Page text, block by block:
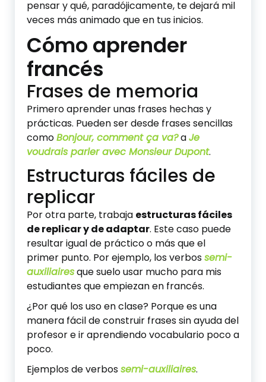
pensar y qué, paradójicamente, te dejará mil
veces más animado que en tus inicios.
Cómo aprender
francés
Frases de memoria
Primero aprender unas frases hechas y
prácticas. Pueden ser desde frases sencillas
comoBonjour, comment ça va?aJe
voudrais parler avec Monsieur Dupont.
Estructuras fáciles de
replicar
Por otra parte, trabaja estructuras fáciles
de replicar y de adaptar. Este caso puede
resultar igual de práctico o más que el
primer punto. Por ejemplo, los verbossemi-
auxiliairesque suelo usar mucho para mis
estudiantes que empiezan en francés.
¿Por qué los uso en clase? Porque es una
manera fácil de construir frases sin ayuda del
profesor e ir aprendiendo vocabulario poco a
poco.
Ejemplos de verbossemi-auxiliaires.